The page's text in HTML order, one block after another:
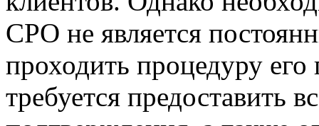
СРО не является
проходить процедуру
требуется предоставить